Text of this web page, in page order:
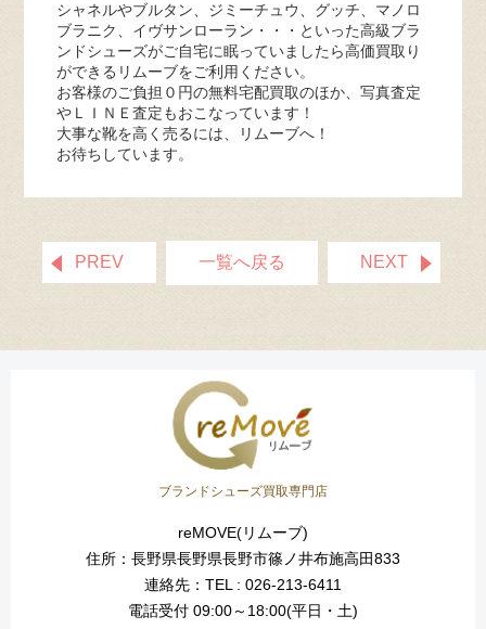
シャネルやブルタン、ジミーチュウ、グッチ、マノロ
ブラニク、イヴサンローラン・・・といった高級ブラ
ンドシューズがご自宅に眠っていましたら高価買取り
ができるリムーブをご利用ください。
お客様のご負担０円の無料宅配買取のほか、写真査定
やＬＩＮＥ査定もおこなっています！
大事な靴を高く売るには、リムーブへ！
お待ちしています。
PREV 一覧へ戻る NEXT
ブランドシューズ買取専門店
reMOVE(リムーブ)
住所：長野県長野県長野市篠ノ井布施高田833
連絡先：TEL : 026-213-6411
電話受付 09:00～18:00(平日・土)